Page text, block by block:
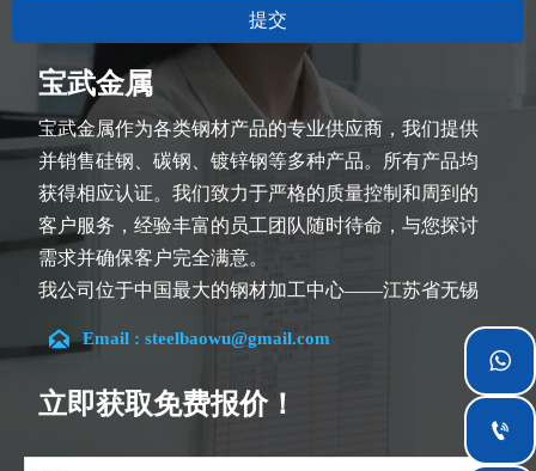
提交
宝武金属
宝武金属作为各类钢材产品的专业供应商，我们提供
并销售硅钢、碳钢、镀锌钢等多种产品。所有产品均
获得相应认证。我们致力于严格的质量控制和周到的
客户服务，经验丰富的员工团队随时待命，与您探讨
需求并确保客户完全满意。
我公司位于中国最大的钢材加工中心——江苏省无锡
市。团队深耕行业14余年，在各类硅钢项目上具有丰
富经验，熟悉CE、SGS等多种硅钢标准。我们可根据
特殊需求进行设计定制，并确保安全性、高效性及合
理价格。目前我们已逐步扩展至五座专业配送仓库和
钢材加工设施，为全球采矿、建筑、工程及通用制造
 Email : steelbaowu@gmail.com
立即获取免费报价！

